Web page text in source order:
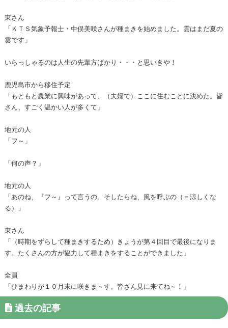
東さん
「ＫＴＳ気象予報士・中俣美咲さんが種まきを始めました。雲はまだ夏の
雲です」
いらっしゃるのは人生の先輩方ばかり・・・と思いきや！
鹿児島市から移住予定
「もともと農業に興味があって、（夫婦で）ここに住むことに決めた。皆
さん、すごく温かい人が多くて」
地元の人
「フ～」
「何の声？」
地元の人
「あのね、『フ～』って言うの。そしたらね、風を呼ぶの（＝涼しくな
る）」
東さん
「（時期をずらして種まきするため）きょうが第４回目で最後になりま
す。たくさんの方が協力して種まきをすることができました」
全員
「ひまわりが１０月末に咲きま～す。皆さん見に来てね～！」
過去の記事